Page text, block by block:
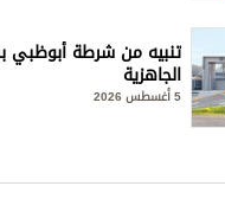
تنبيه من شرطة أبوظبي
الجاهزية
5 أغسطس 2026